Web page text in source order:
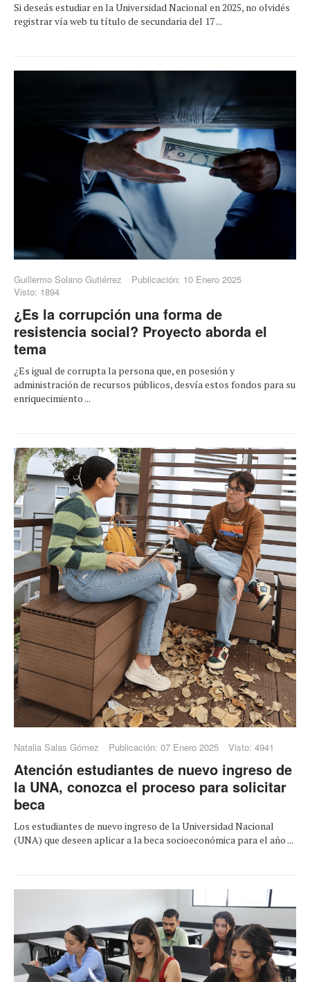
Si deseás estudiar en la Universidad Nacional en 2025, no olvidés
registrar vía web tu título de secundaria del 17 ...
Guillermo Solano Gutiérrez
Publicación: 10 Enero 2025
Visto: 1894
¿Es la corrupción una forma de
resistencia social? Proyecto aborda el
tema
¿Es igual de corrupta la persona que, en posesión y
administración de recursos públicos, desvía estos fondos para su
enriquecimiento ...
Natalia Salas Gómez Publicación: 07 Enero 2025 Visto: 4941
Atención estudiantes de nuevo ingreso de
la UNA, conozca el proceso para solicitar
beca
Los estudiantes de nuevo ingreso de la Universidad Nacional
(UNA) que deseen aplicar a la beca socioeconómica para el año ...